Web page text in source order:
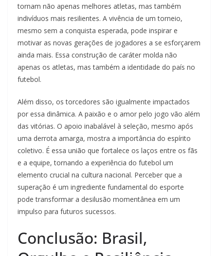
tornam não apenas melhores atletas, mas também
indivíduos mais resilientes. A vivência de um torneio,
mesmo sem a conquista esperada, pode inspirar e
motivar as novas gerações de jogadores a se esforçarem
ainda mais. Essa construção de caráter molda não
apenas os atletas, mas também a identidade do país no
futebol.
Além disso, os torcedores são igualmente impactados
por essa dinâmica. A paixão e o amor pelo jogo vão além
das vitórias. O apoio inabalável à seleção, mesmo após
uma derrota amarga, mostra a importância do espírito
coletivo. É essa união que fortalece os laços entre os fãs
e a equipe, tornando a experiência do futebol um
elemento crucial na cultura nacional. Perceber que a
superação é um ingrediente fundamental do esporte
pode transformar a desilusão momentânea em um
impulso para futuros sucessos.
Conclusão: Brasil,